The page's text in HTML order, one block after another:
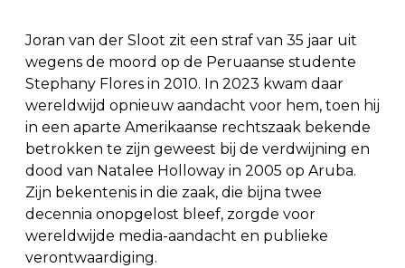
Joran van der Sloot zit een straf van 35 jaar uit
wegens de moord op de Peruaanse studente
Stephany Flores in 2010. In 2023 kwam daar
wereldwijd opnieuw aandacht voor hem, toen hij
in een aparte Amerikaanse rechtszaak bekende
betrokken te zijn geweest bij de verdwijning en
dood van Natalee Holloway in 2005 op Aruba.
Zijn bekentenis in die zaak, die bijna twee
decennia onopgelost bleef, zorgde voor
wereldwijde media-aandacht en publieke
verontwaardiging.